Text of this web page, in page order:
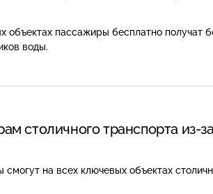
объектах пассажиры бесплатно получат
воды.
столичного транспорта из-
на всех ключевых объектах